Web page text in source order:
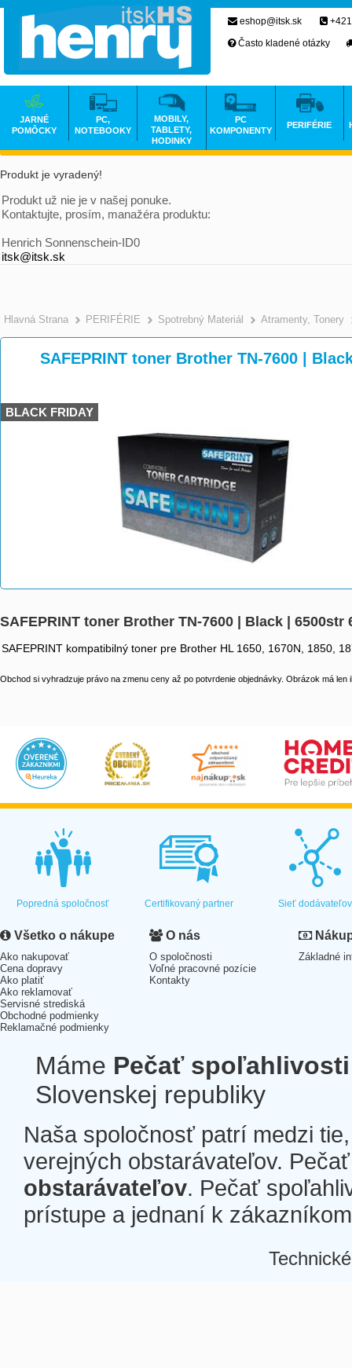
Produkt je vyradený!
Produkt už nie je v našej ponuke.
Kontaktujte, prosím, manažéra produktu:
Henrich Sonnenschein-ID0
itsk@itsk.sk
Hlavná Strana >
PERIFÉRIE >
Spotrebný Materiál >
Atramenty, Tonery
SAFEPRINT toner Brother TN-7600 |
BLACK FRIDAY
SAFEPRINT toner Brother TN-7600 | Black | 6500str
SAFEPRINT kompatibilný toner pre Brother HL 1650, 1670N, 1850,
Obchod si vyhradzuje právo na zmenu ceny až po potvrdenie objednávky. Obrázok má len
eshop@itsk.sk
Často kladené otázky
JARNÉ
POMÔCKY
PC,
NOTEBOOKY
MOBILY,
TABLETY,
HODINKY
PC
KOMPONENTY
PERIFÉRIE
Popredná spoločnosť Certifikovaný partner Sieť dodávateľov
Všetko o nákupe
Ako nakupovať
Cena dopravy
Ako platiť
Ako reklamovať
Servisné strediská
Obchodné podmienky
Reklamačné podmienky
O nás
O spoločnosti
Voľné pracovné pozície
Kontakty
Základné
Máme Pečať spoľahlivosti
Slovenskej republiky
Naša spoločnosť patrí medzi
verejných obstarávateľov.
obstarávateľov. Pečať
prístupe a jednaní k